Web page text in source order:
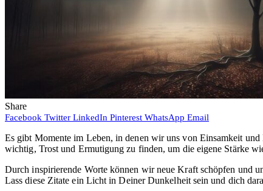
Share
Facebook Twitter LinkedIn Pinterest WhatsApp Email
Es gibt Momente im Leben, in denen wir uns von Einsamkeit
wichtig, Trost und Ermutigung zu finden, um die eigene Stärke
Durch inspirierende Worte können wir neue Kraft schöpfen und
Lass diese Zitate ein Licht in Deiner Dunkelheit sein und dich